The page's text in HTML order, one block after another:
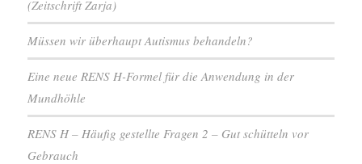
(Zeitschrift Zarja)
Müssen wir überhaupt Autismus behandeln?
Eine neue RENS H-Formel für die Anwendung in der
Mundhöhle
RENS H – Häufig gestellte Fragen 2 – Gut schütteln vor
Gebrauch